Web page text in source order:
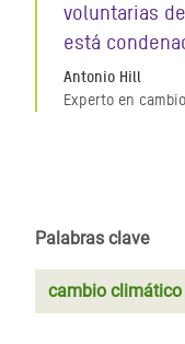
voluntarias
está
Antonio Hill
Experto en
Palabras clave
cambio climático